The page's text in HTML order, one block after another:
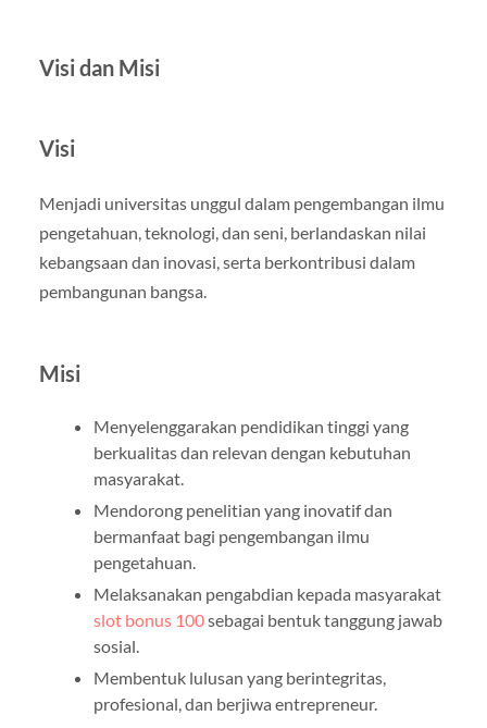
Visi dan Misi
Visi
Menjadi universitas unggul dalam pengembangan ilmu
pengetahuan, teknologi, dan seni, berlandaskan nilai
kebangsaan dan inovasi, serta berkontribusi dalam
pembangunan bangsa.
Misi
Menyelenggarakan pendidikan tinggi yang
berkualitas dan relevan dengan kebutuhan
masyarakat.
Mendorong penelitian yang inovatif dan
bermanfaat bagi pengembangan ilmu
pengetahuan.
Melaksanakan pengabdian kepada masyarakat
slot bonus 100sebagai bentuk tanggung jawab
sosial.
Membentuk lulusan yang berintegritas,
profesional, dan berjiwa entrepreneur.